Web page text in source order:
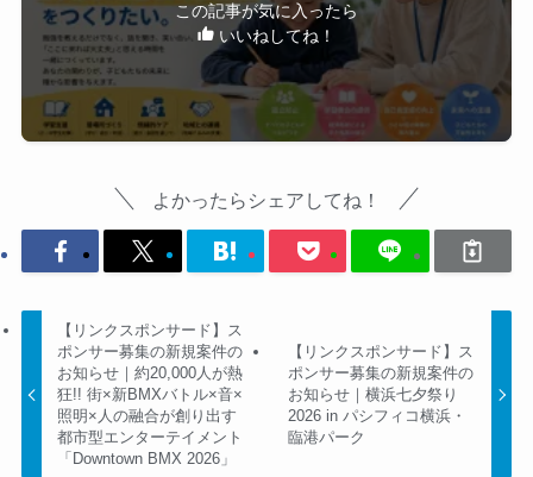
この記事が気に入ったら
いいねしてね！
よかったらシェアしてね！
【リンクスポンサード】ス
ポンサー募集の新規案件の
お知らせ｜約20,000人が熱
狂!! 街×新BMXバトル×音×
照明×人の融合が創り出す
都市型エンターテイメント
「Downtown BMX 2026」
【リンクスポンサード】ス
ポンサー募集の新規案件の
お知らせ｜横浜七夕祭り
2026 in パシフィコ横浜・
臨港パーク